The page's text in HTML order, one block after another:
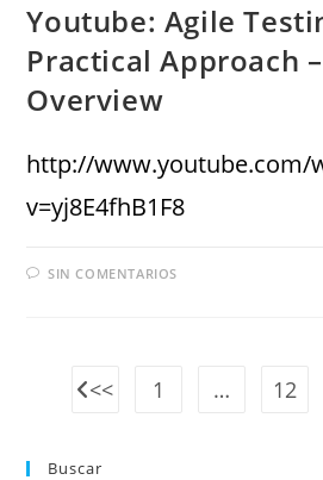
Youtube: Agile
Practical Approach
Overview
http://www.youtube.com/
v=yj8E4fhB1F8
SIN COMENTARIOS
1 … 12
Buscar